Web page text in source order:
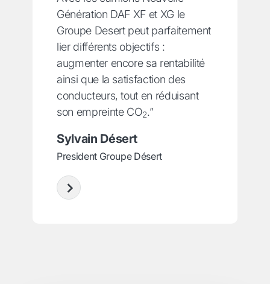
Génération DAF XF et XG le
Groupe Desert peut parfaitement
lier différents objectifs :
augmenter encore sa rentabilité
ainsi que la satisfaction des
conducteurs, tout en réduisant
son empreinte CO2.”
Sylvain Désert
President Groupe Désert